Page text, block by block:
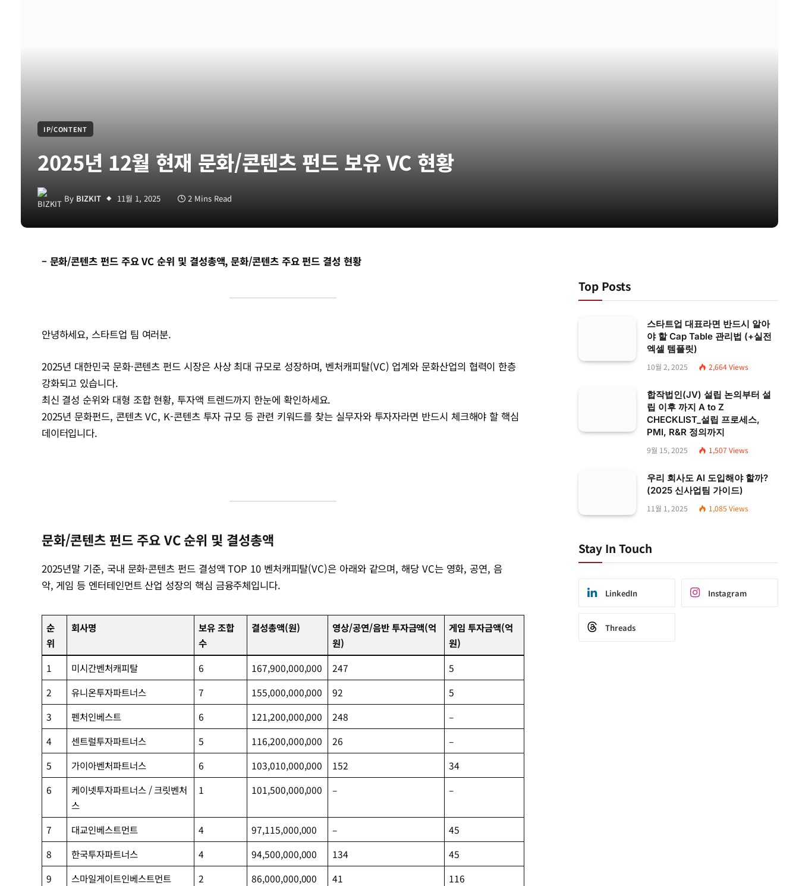
IP/CONTENT
2025년 12월 현재 문화/콘텐츠 펀드 보유 VC 현황
By BIZKIT 11월 1, 2025 2 Mins Read
– 문화/콘텐츠 펀드 주요 VC 순위 및 결성총액, 문화/콘텐츠 주요 펀드 결성 현황
안녕하세요, 스타트업 팀 여러분.
2025년 대한민국 문화·콘텐츠 펀드 시장은 사상 최대 규모로 성장하며, 벤처캐피탈(VC) 업계와 문화산업의 협력이 한층
강화되고 있습니다.
최신 결성 순위와 대형 조합 현황, 투자액 트렌드까지 한눈에 확인하세요.
2025년 문화펀드, 콘텐츠 VC, K-콘텐츠 투자 규모 등 관련 키워드를 찾는 실무자와 투자자라면 반드시 체크해야 할 핵심
데이터입니다.
문화/콘텐츠 펀드 주요 VC 순위 및 결성총액
2025년말 기준, 국내 문화·콘텐츠 펀드 결성액 TOP 10 벤처캐피탈(VC)은 아래와 같으며, 해당 VC는 영화, 공연, 음
악, 게임 등 엔터테인먼트 산업 성장의 핵심 금융주체입니다.
순
위
회사명
보유 조합
수
결성총액(원)
영상/공연/음반 투자금액(억
원)
게임 투자금액(억
원)
1
미시간벤처캐피탈 6 167,900,000,000 247
5
2
유니온투자파트너스 7 155,000,000,000 92
5
3
펜처인베스트 6 121,200,000,000 248
–
4
센트럴투자파트너스 5 116,200,000,000 26
–
5
가이아벤처파트너스 6 103,010,000,000 152
34
6
케이넷투자파트너스 / 크릿벤처
스
1 101,500,000,000 – –
7 대교인베스트먼트 4 97,115,000,000 –
45
8
한국투자파트너스 4 94,500,000,000 134
45
9
스마일게이트인베스트먼트 2 86,000,000,000 41
116
Top Posts
스타트업 대표라면 반드시 알아
야 할 Cap Table 관리법 (+실전
엑셀 템플릿)
10월 2, 2025 2,664Views
합작법인(JV) 설립 논의부터 설
립 이후 까지 A to Z
CHECKLIST_설립 프로세스,
PMI, R&R 정의까지
9월 15, 2025 1,507 Views
우리 회사도 AI 도입해야 할까?
(2025 신사업팀 가이드)
11월 1, 2025 1,085 Views
Stay In Touch
LinkedIn Instagram
Threads